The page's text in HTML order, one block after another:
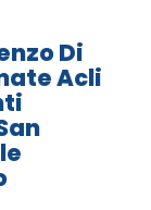
Di
Acli